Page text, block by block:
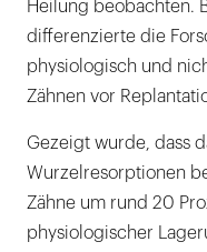
Heilung beobachten.
differenzierte die
physiologisch und
Zähnen vor
Gezeigt wurde, dass
Wurzelresorptionen
Zähne um rund 20
physiologischer